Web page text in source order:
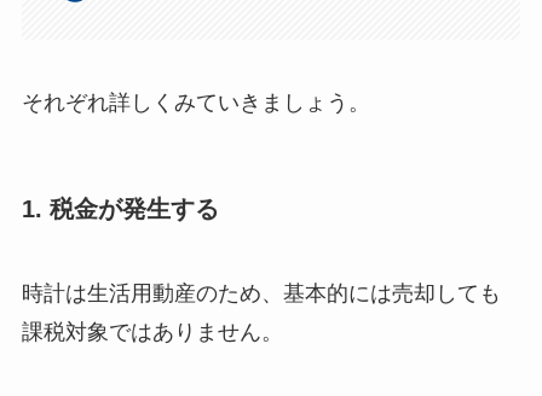
それぞれ詳しくみていきましょう。
1. 税金が発生する
時計は生活用動産のため、基本的には売却しても
課税対象ではありません。